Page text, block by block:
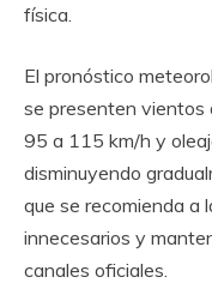
física.
El pronóstico
se presenten vientos
95 a 115 km/h y
disminuyendo
que se recomienda a
innecesarios y
canales oficiales.